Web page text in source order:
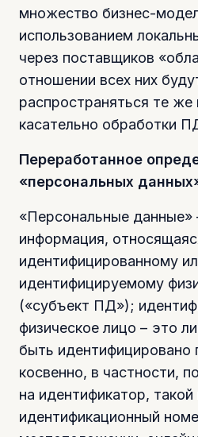
множество бизнес-
использованием
через поставщиков
отношении всех них
распространяться те
касательно обработки
Переработанное
«персональных
«Персональные данные»
информация,
идентифицированному
идентифицируемому
(«субъект ПД»);
физическое лицо – это
быть идентифицировано
косвенно, в частности,
на идентификатор, такой
идентификационный